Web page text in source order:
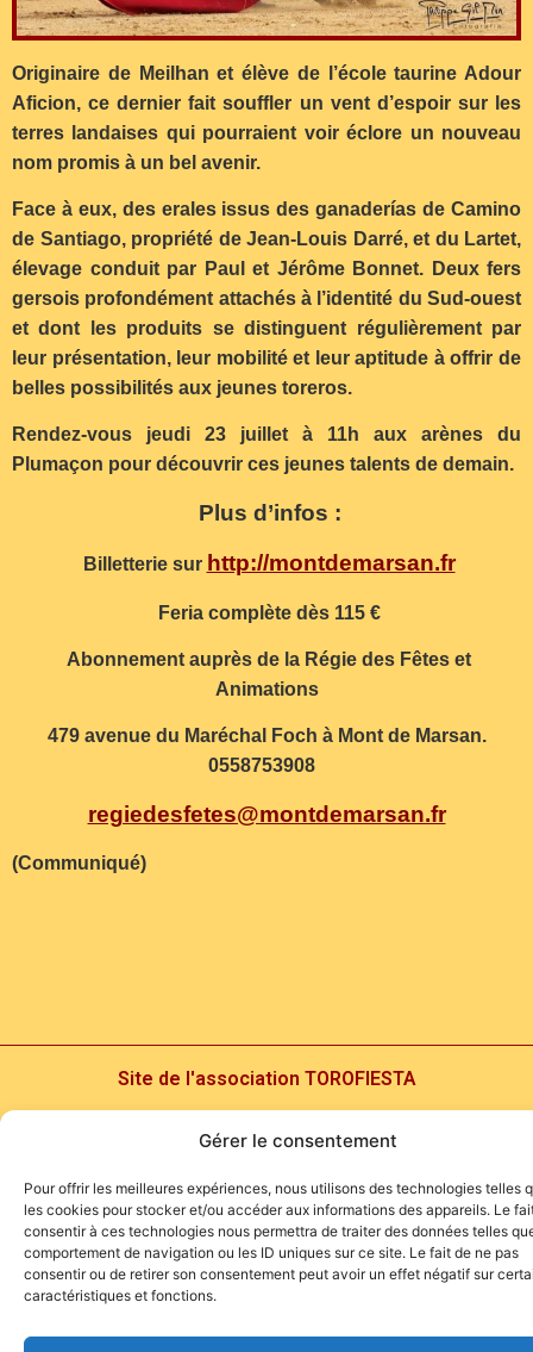
Gérer le consentement
Pour offrir les meilleures expériences, nous utilisons des technologies telles
les cookies pour stocker et/ou accéder aux informations des appareils. Le
consentir à ces technologies nous permettra de traiter des données telles
comportement de navigation ou les ID uniques sur ce site. Le fait de ne pas
consentir ou de retirer son consentement peut avoir un effet négatif sur
caractéristiques et fonctions.
Originaire de Meilhan et élève de l’école taurine Adour
Aficion, ce dernier fait souffler un vent d’espoir sur les
terres landaises qui pourraient voir éclore un nouveau
nom promis à un bel avenir.
Face à eux, des erales issus des ganaderías de Camino
de Santiago, propriété de Jean-Louis Darré, et du Lartet,
élevage conduit par Paul et Jérôme Bonnet. Deux fers
gersois profondément attachés à l’identité du Sud-ouest
et dont les produits se distinguent régulièrement par
leur présentation, leur mobilité et leur aptitude à offrir de
belles possibilités aux jeunes toreros.
Rendez-vous jeudi 23 juillet à 11h aux arènes du
Plumaçon pour découvrir ces jeunes talents de demain.
Plus d’infos :
Billetterie sur http://montdemarsan.fr
Feria complète dès 115 €
Abonnement auprès de la Régie des Fêtes et
Animations
479 avenue du Maréchal Foch à Mont de Marsan.
0558753908
regiedesfetes@montdemarsan.fr
(Communiqué)
Site de l'association TOROFIESTA